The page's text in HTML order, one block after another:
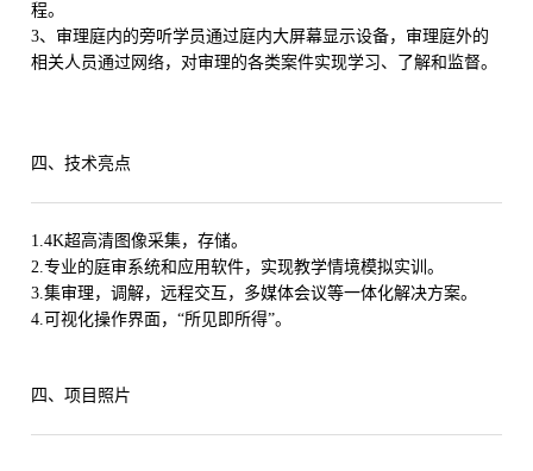
程。
3、审理庭内的旁听学员通过庭内大屏幕显示设备，审理庭外的
相关人员通过网络，对审理的各类案件实现学习、了解和监督。
四、技术亮点
1.4K超高清图像采集，存储。
2.专业的庭审系统和应用软件，实现教学情境模拟实训。
3.集审理，调解，远程交互，多媒体会议等一体化解决方案。
4.可视化操作界面，“所见即所得”。
四、项目照片